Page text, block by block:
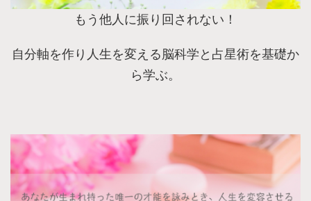
もう他人に振り回されない！
自分軸を作り人生を変える脳科学と占星術を基礎か
ら学ぶ。